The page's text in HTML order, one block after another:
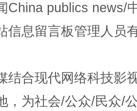
China publics news/
信息留言板管理人员
结合现代网络科技影
，为社会/公众/民众/